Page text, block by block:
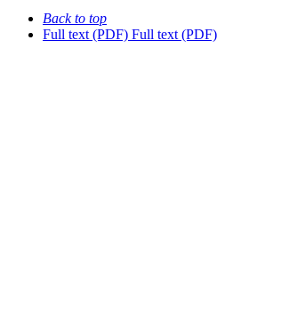
Back to top
Full text (PDF) Full text (PDF)